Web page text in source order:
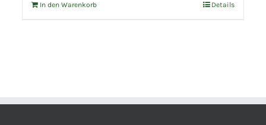
In den Warenkorb Details